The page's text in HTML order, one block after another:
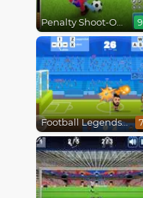
Penalty Shoot-Out
Football Legends 2021